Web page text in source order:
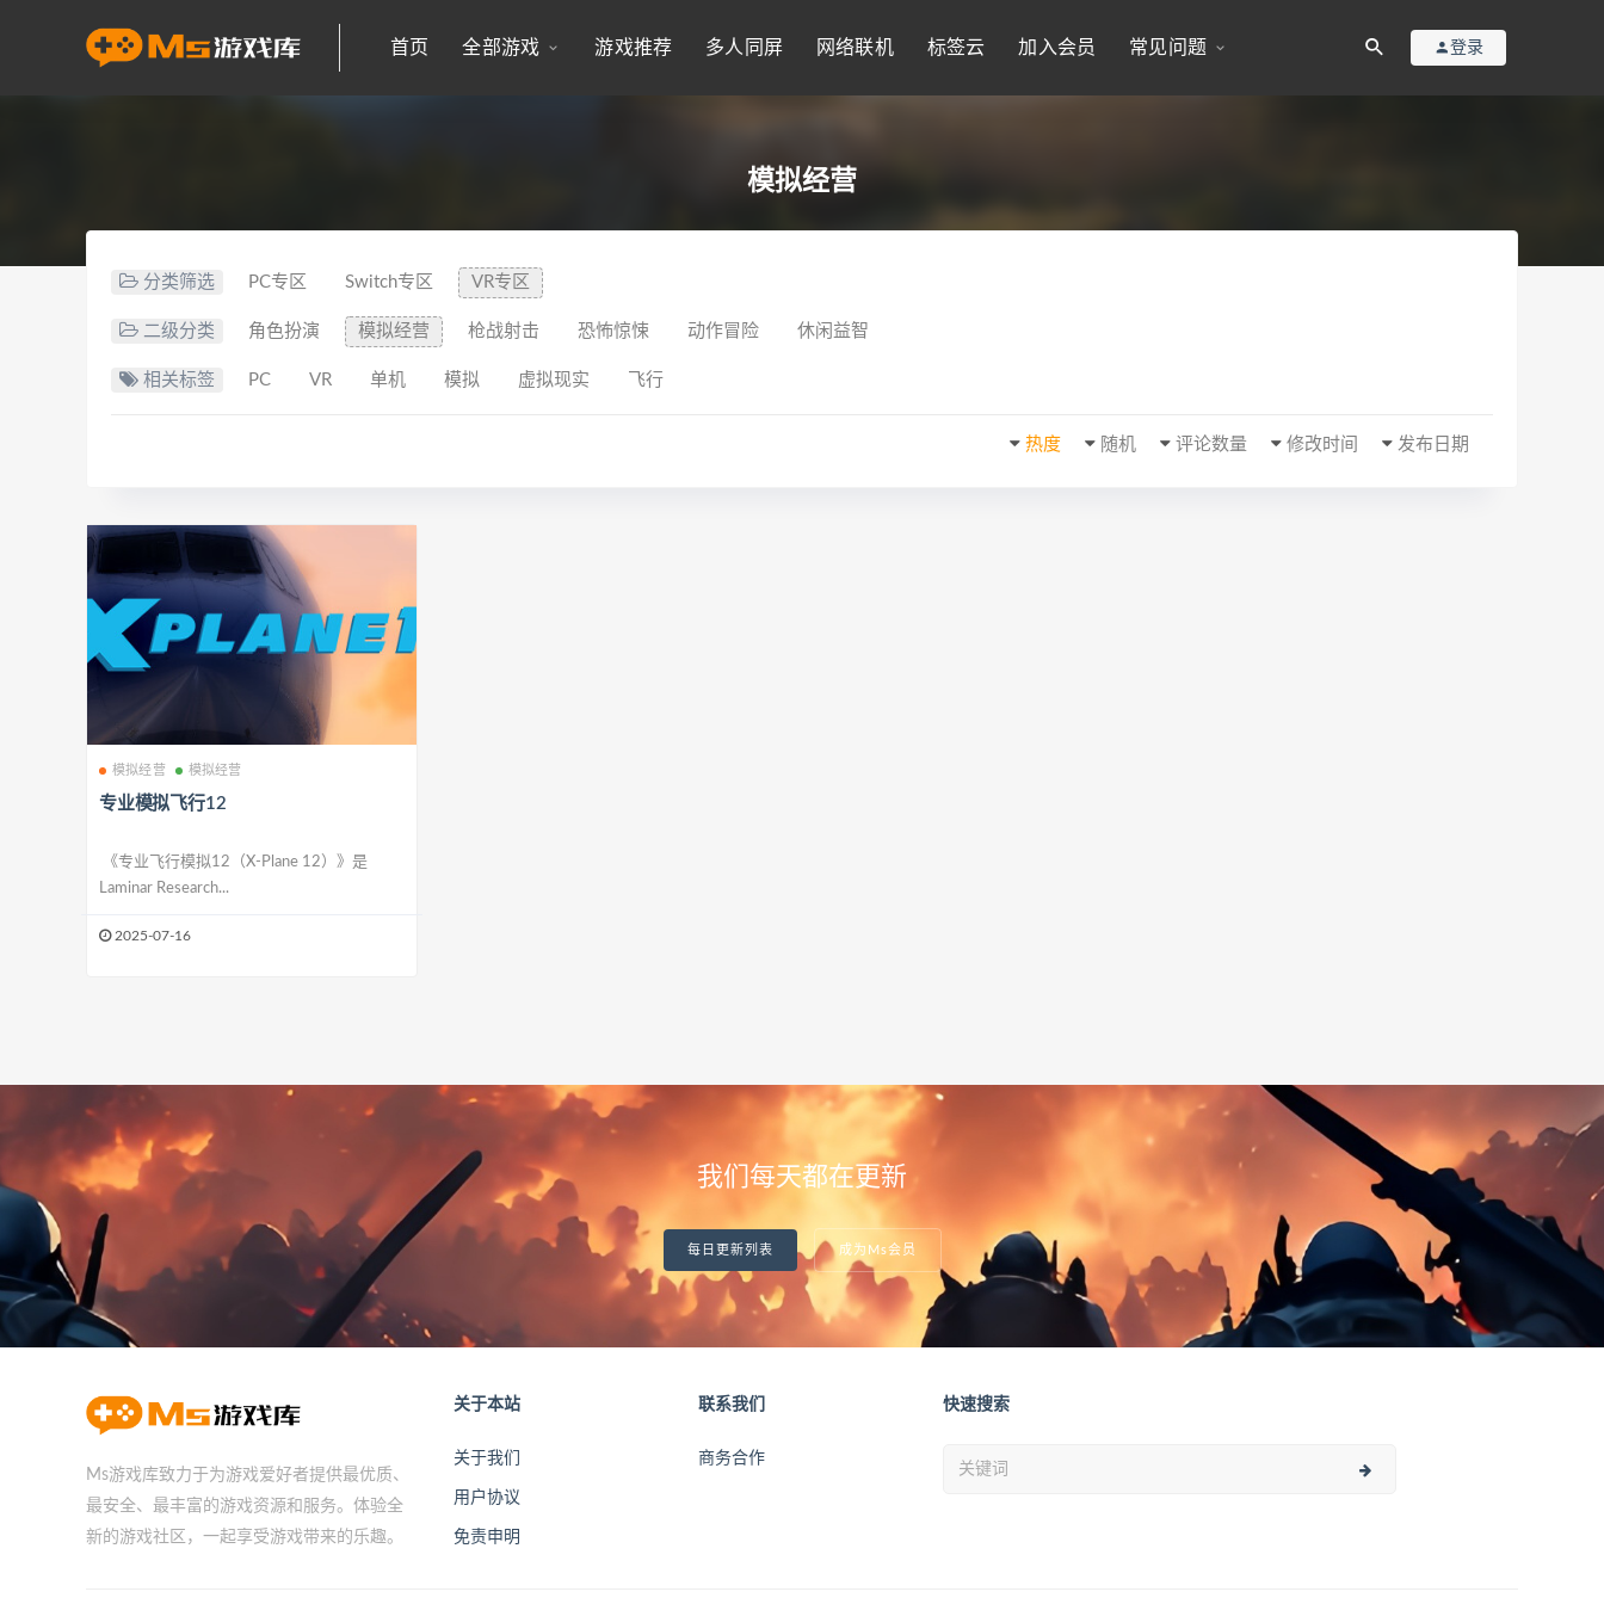
首页 全部游戏 游戏推荐 多人同屏 网络联机 标签云 加入会员 常见问题 登录
模拟经营
分类筛选 PC专区 Switch专区 VR专区
二级分类 角色扮演 模拟经营 枪战射击 恐怖惊悚 动作冒险 休闲益智
相关标签 PC VR 单机 模拟 虚拟现实 飞行
发布日期
修改时间
评论数量
随机
热度
模拟经营 模拟经营
专业模拟飞行12
《专业飞行模拟12（X-Plane 12）》是
Laminar Research...
2025-07-16
我们每天都在更新
每日更新列表 成为Ms会员
Ms游戏库致力于为游戏爱好者提供最优质、
最安全、最丰富的游戏资源和服务。体验全
新的游戏社区，一起享受游戏带来的乐趣。
关于本站
关于我们
用户协议
免责申明
联系我们
商务合作
快速搜索